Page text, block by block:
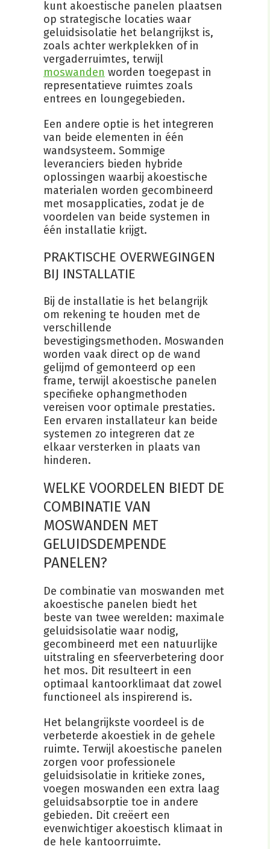
kunt akoestische panelen plaatsen
op strategische locaties waar
geluidsisolatie het belangrijkst is,
zoals achter werkplekken of in
vergaderruimtes, terwijl
moswanden worden toegepast in
representatieve ruimtes zoals
entrees en loungegebieden.
Een andere optie is het integreren
van beide elementen in één
wandsysteem. Sommige
leveranciers bieden hybride
oplossingen waarbij akoestische
materialen worden gecombineerd
met mosapplicaties, zodat je de
voordelen van beide systemen in
één installatie krijgt.
PRAKTISCHE OVERWEGINGEN
BIJ INSTALLATIE
Bij de installatie is het belangrijk
om rekening te houden met de
verschillende
bevestigingsmethoden. Moswanden
worden vaak direct op de wand
gelijmd of gemonteerd op een
frame, terwijl akoestische panelen
specifieke ophangmethoden
vereisen voor optimale prestaties.
Een ervaren installateur kan beide
systemen zo integreren dat ze
elkaar versterken in plaats van
hinderen.
WELKE VOORDELEN BIEDT DE
COMBINATIE VAN
MOSWANDEN MET
GELUIDSDEMPENDE
PANELEN?
De combinatie van moswanden met
akoestische panelen biedt het
beste van twee werelden: maximale
geluidsisolatie waar nodig,
gecombineerd met een natuurlijke
uitstraling en sfeerverbetering door
het mos. Dit resulteert in een
optimaal kantoorklimaat dat zowel
functioneel als inspirerend is.
Het belangrijkste voordeel is de
verbeterde akoestiek in de gehele
ruimte. Terwijl akoestische panelen
zorgen voor professionele
geluidsisolatie in kritieke zones,
voegen moswanden een extra laag
geluidsabsorptie toe in andere
gebieden. Dit creëert een
evenwichtiger akoestisch klimaat in
de hele kantoorruimte.